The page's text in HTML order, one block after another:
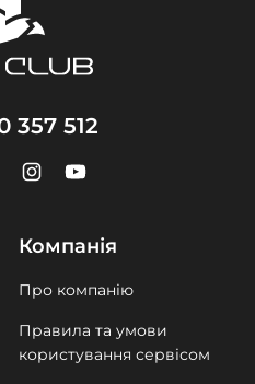
357 512
Компанія
Про компанію
Правила та умови
користування сервісом